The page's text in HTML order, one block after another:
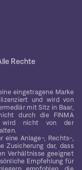
Rechte
eingetragene Marke
und wird von
mit Sitz in Baar,
durch die FINMA
wird nicht von der
eine Anlage-, Rechts-,
Zusicherung dar, dass
Verhältnisse geeignet
Empfehlung für